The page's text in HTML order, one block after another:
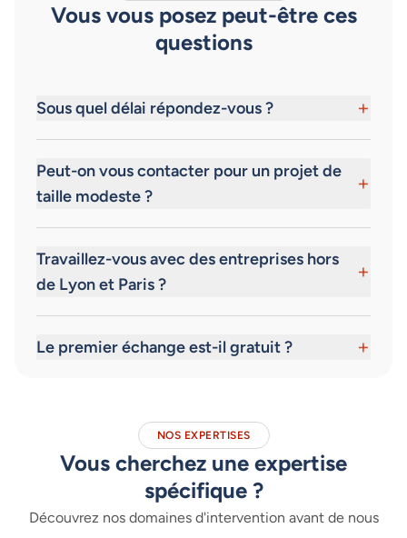
Vous vous posez peut-être ces
questions
Sous quel délai répondez-vous ? +
Peut-on vous contacter pour un projet de
taille modeste ?
+
Travaillez-vous avec des entreprises hors
de Lyon et Paris ?
+
Le premier échange est-il gratuit ? +
NOS EXPERTISES
Vous cherchez une expertise
spécifique ?
Découvrez nos domaines d'intervention avant de nous